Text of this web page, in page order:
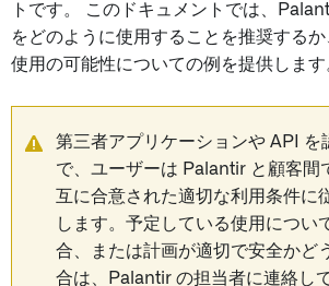
トです。 このドキュメントでは、
をどのように使用することを推奨する
使用の可能性についての例を提供します
第三者アプリケーションや API を
で、ユーザーは Palantir と顧客間
互に合意された適切な利用条件に
します。予定している使用につい
合、または計画が適切で安全かど
合は、Palantir の担当者に連絡し